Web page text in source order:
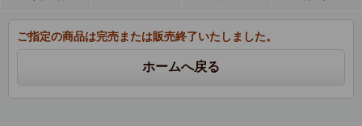
ご指定の商品は完売または販売終了いたしました。